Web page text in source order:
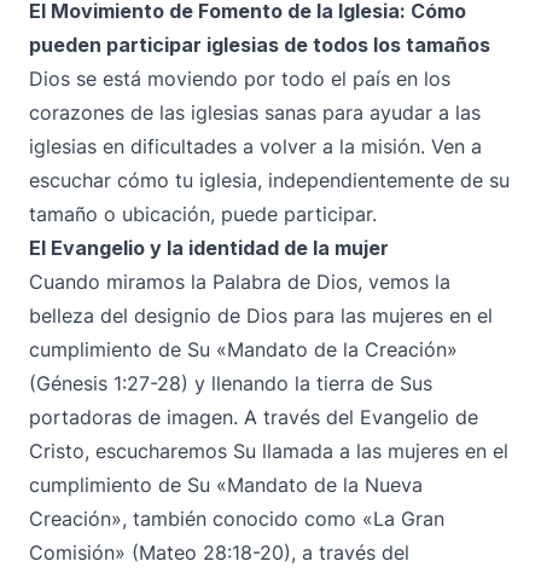
El Movimiento de Fomento de la Iglesia: Cómo
pueden participar iglesias de todos los tamaños
Dios se está moviendo por todo el país en los
corazones de las iglesias sanas para ayudar a las
iglesias en dificultades a volver a la misión. Ven a
escuchar cómo tu iglesia, independientemente de su
tamaño o ubicación, puede participar.
El Evangelio y la identidad de la mujer
Cuando miramos la Palabra de Dios, vemos la
belleza del designio de Dios para las mujeres en el
cumplimiento de Su «Mandato de la Creación»
(Génesis 1:27-28) y llenando la tierra de Sus
portadoras de imagen. A través del Evangelio de
Cristo, escucharemos Su llamada a las mujeres en el
cumplimiento de Su «Mandato de la Nueva
Creación», también conocido como «La Gran
Comisión» (Mateo 28:18-20), a través del